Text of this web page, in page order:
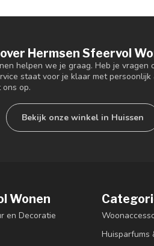
Hermsen Sfeervol
helpen we je graag. Heb je
staat voor je klaar met
op.
Bekijk onze winkel in Huissen
Wonen
en Decoratie
Huisparfums